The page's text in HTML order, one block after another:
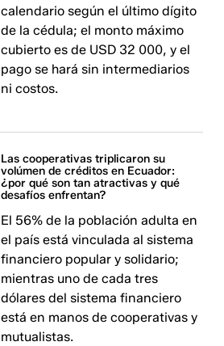
calendario según el último dígito
de la cédula; el monto máximo
cubierto es de USD 32 000, y el
pago se hará sin intermediarios
ni costos.
Las cooperativas triplicaron su
volúmen de créditos en Ecuador:
¿por qué son tan atractivas y qué
desafíos enfrentan?
El 56% de la población adulta en
el país está vinculada al sistema
financiero popular y solidario;
mientras uno de cada tres
dólares del sistema financiero
está en manos de cooperativas y
mutualistas.